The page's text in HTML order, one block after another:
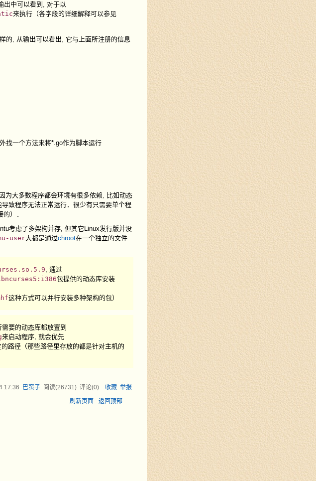
出中可以看到, 对于以
来执行（各字段的详细解释可以参见
的, 从输出可以看出, 它与上面所注册的信息
找一个方法来将*.go作为脚本运行
为大多数程序都会环境有很多依赖, 比如动态
致程序无法正常运行．很少有只需要单个程
）．
考虑了多架构并存, 但其它Linux发行版并没
user大都是通过chroot在一个独立的文件
, 通过
包提供的动态库安装
这种方式可以并行安装多种架构的包）
要的动态库都放置到
来启动程序, 就会优先
的路径（那些路径里存放的都是针对主机的
17:36 巴蛮子 阅读(26731) 评论(0) 收藏 举报
刷新页面
返回顶部